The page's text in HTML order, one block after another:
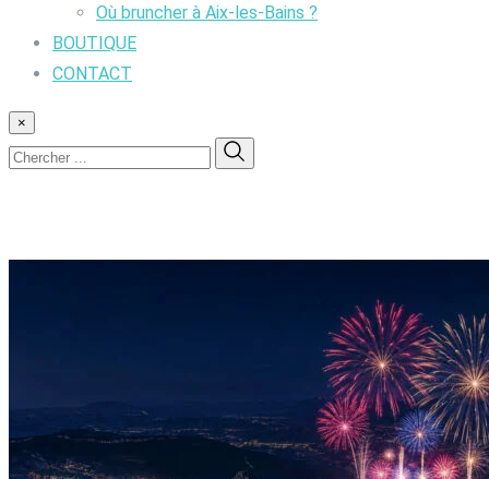
Où bruncher à Aix-les-Bains ?
BOUTIQUE
CONTACT
×